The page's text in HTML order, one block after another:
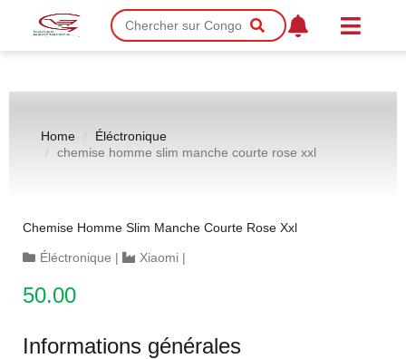
Home
Éléctronique
chemise homme slim manche courte rose xxl
Chemise Homme Slim Manche Courte Rose Xxl
Éléctronique | Xiaomi |
50.00
Informations générales